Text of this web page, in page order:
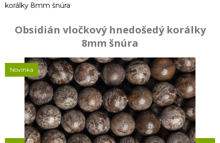
korálky 8mm šnúra
Obsidián vločkový hnedošedý korálky
8mm šnúra
Novinka